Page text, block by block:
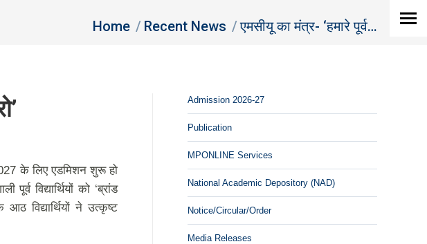
You are here:
Home Recent News एमसीयू का मंत्र- ‘हमारे पूर्व…
के लिए एडमिशन शुरू हो
विद्यार्थियों को ‘ब्रांड
विद्यार्थियों ने उत्कृष्ट
Admission 2026-27
Publication
MPONLINE Services
National Academic Depository (NAD)
Notice/Circular/Order
Media Releases